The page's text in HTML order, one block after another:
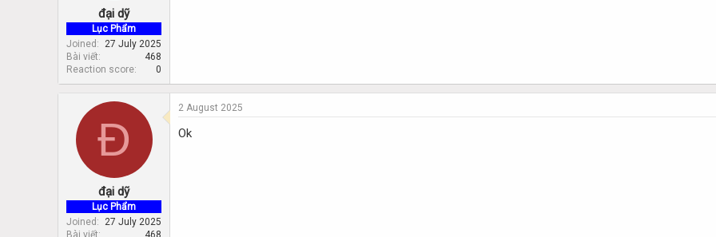
đại dỹ
Lục Phẩm
Joined
27 July 2025
Bài viết
468
Reaction score
0
Đ
đại dỹ
Lục Phẩm
Joined
27 July 2025
Bài viết
468
2 August 2025
Ok